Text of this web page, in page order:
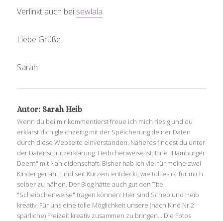
Verlinkt auch bei sewlala.
Liebe Grüße
Sarah
Autor: Sarah Heib
Wenn du bei mir kommentierst freue ich mich riesig und du
erklärst dich gleichzeitig mit der Speicherung deiner Daten
durch diese Webseite einverstanden. Näheres findest du unter
der Datenschutzerklärung. Heibchenweise ist: Eine "Hamburger
Deern" mit Nähleidenschaft. Bisher hab ich viel für meine zwei
Kinder genäht, und seit Kurzem entdeckt, wie toll es ist für mich
selber zu nähen. Der Blog hätte auch gut den Titel
"Scheibchenweise" tragen können: Hier sind Scheb und Heib
kreativ. Für uns eine tolle Möglichkeit unsere (nach Kind Nr.2
spärliche) Freizeit kreativ zusammen zu bringen... Die Fotos